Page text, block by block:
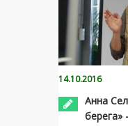
14.10.2016
Анна